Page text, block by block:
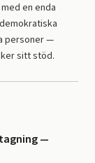
en enda
personer —
sitt stöd.
—